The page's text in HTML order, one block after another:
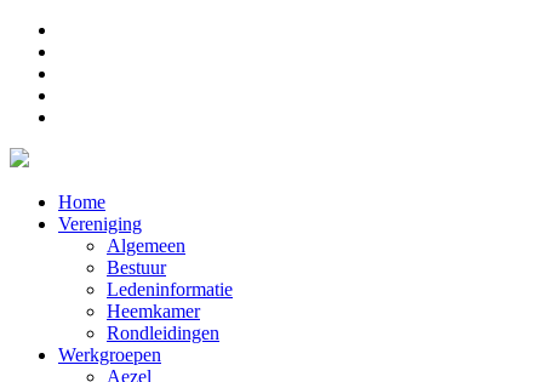
Home
Vereniging
Algemeen
Bestuur
Ledeninformatie
Heemkamer
Rondleidingen
Werkgroepen
Aezel